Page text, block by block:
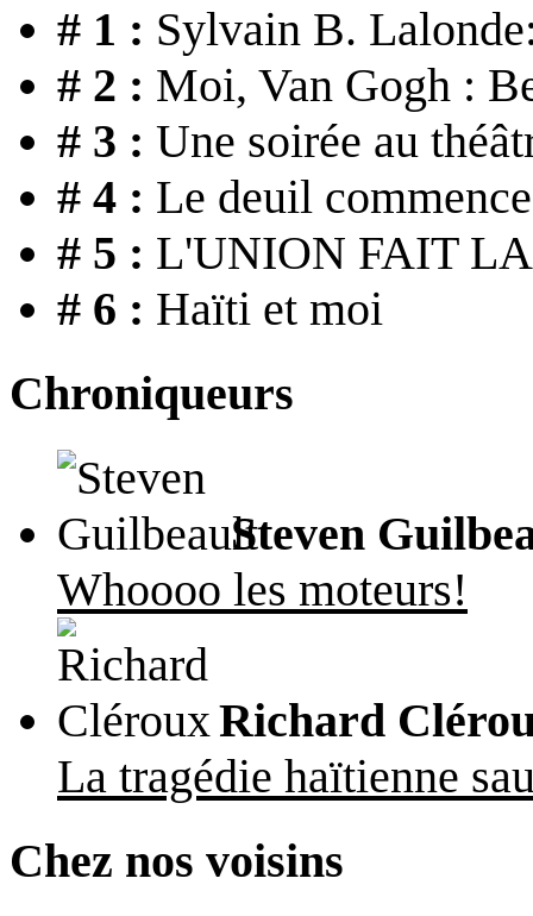
# 1 : Sylvain B.
# 2 : Moi, Van Gogh :
# 3 : Une soirée au
# 4 : Le deuil
# 5 : L'UNION FAIT
# 6 : Haïti et moi
Chroniqueurs
Steven
Whoooo les moteurs!
Richard
La tragédie haïtienne
Chez nos voisins